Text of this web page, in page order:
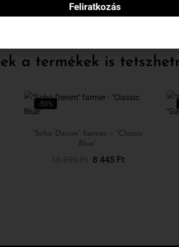
a termékek is
-50%
Opciók Választása
“Soho Denim” farmer – “Classic
Blue”
8 445 Ft
Feliratkozás